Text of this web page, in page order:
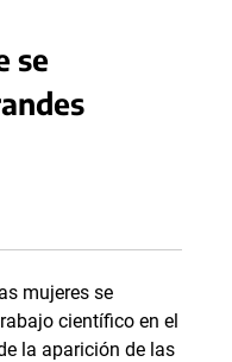
se
mujeres se
científico en el
la aparición de las